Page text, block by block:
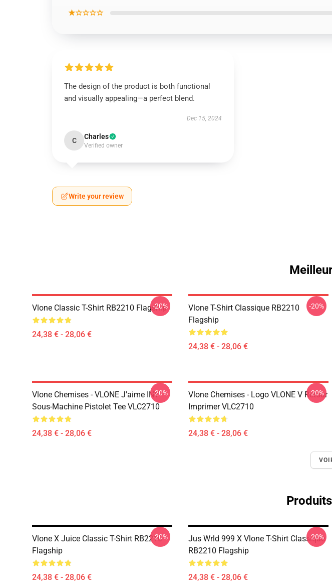
★☆☆☆☆
The design of the product is both functional
and visually appealing—a perfect blend.
Dec 15, 2024
C Charles
Verified owner
Write your review
Vlone Classic T-Shirt RB2210 Flagship
24,38 € - 28,06 €
-20%
Vlone T-Shirt Classique RB2210
Flagship
24,38 € - 28,06 €
-20%
Vlone Chemises - VLONE J'aime INY
Sous-Machine Pistolet Tee VLC2710
24,38 € - 28,06 €
-20%
Vlone Chemises - Logo VLONE V Retour
Imprimer VLC2710
24,38 € - 28,06 €
-20%
Vlone X Juice Classic T-Shirt RB2210
Flagship
24,38 € - 28,06 €
-20%
Jus Wrld 999 X Vlone T-Shirt Classique
RB2210 Flagship
24,38 € - 28,06 €
-20%